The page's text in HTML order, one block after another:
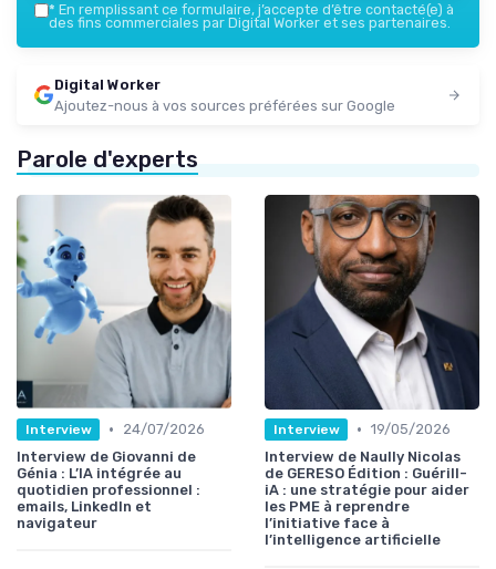
* En remplissant ce formulaire, j’accepte d’être contacté(e) à
des fins commerciales par Digital Worker et ses partenaires.
Digital Worker
Ajoutez-nous à vos sources préférées sur Google
Parole d'experts
Interview •
24/07/2026
Interview de Giovanni de
Génia : L’IA intégrée au
quotidien professionnel :
emails, LinkedIn et
navigateur
Interview • 19/05/2026
Interview de Naully Nicolas
de GERESO Édition : Guérill-
iA : une stratégie pour aider
les PME à reprendre
l’initiative face à
l’intelligence artificielle